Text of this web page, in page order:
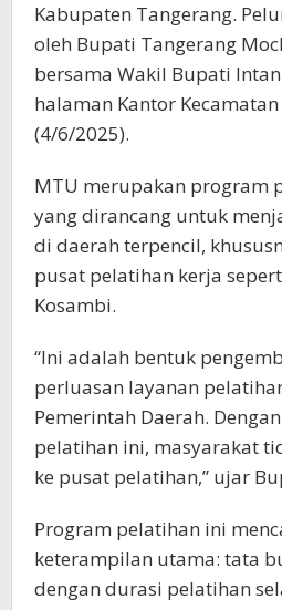
Kabupaten Tangerang.
oleh Bupati Tangerang
bersama Wakil Bupati
halaman Kantor
(4/6/2025).
MTU merupakan program
yang dirancang untuk
di daerah terpencil,
pusat pelatihan kerja
Kosambi.
“Ini adalah bentuk
perluasan layanan
Pemerintah Daerah.
pelatihan ini, masyarakat
ke pusat pelatihan,” ujar
Program pelatihan ini
keterampilan utama: tata
dengan durasi pelatihan